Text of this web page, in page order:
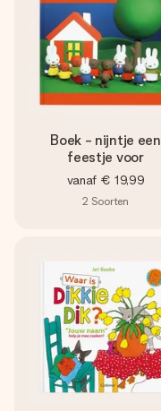
Boek - nijntje een
feestje voor
vanaf € 19,99
2 Soorten